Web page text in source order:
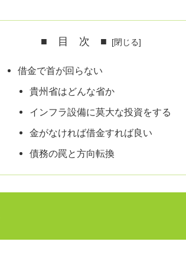
■ 目 次 ■
借金で首が回らない
貴州省はどんな省か
インフラ設備に莫大な投資をする
金がなければ借金すれば良い
債務の罠と方向転換